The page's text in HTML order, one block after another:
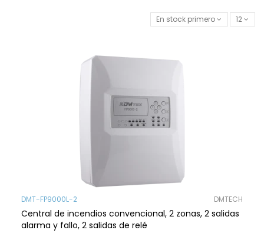
En stock primero 12
DMT-FP9000L-2 DMTECH
Central de incendios convencional, 2 zonas, 2 salidas
alarma y fallo, 2 salidas de relé